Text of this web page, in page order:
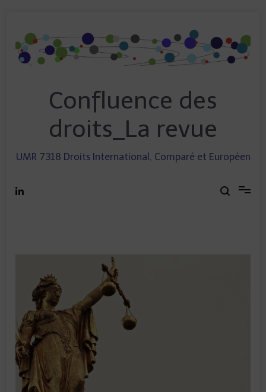
content
Confluence des
droits_La revue
UMR 7318 Droits International, Comparé et Européen